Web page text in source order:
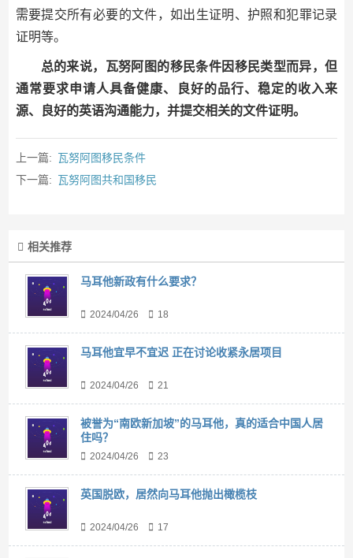
需要提交所有必要的文件，如出生证明、护照和犯罪记录
证明等。
总的来说，瓦努阿图的移民条件因移民类型而异，但
通常要求申请人具备健康、良好的品行、稳定的收入来
源、良好的英语沟通能力，并提交相关的文件证明。
上一篇: 瓦努阿图移民条件
下一篇: 瓦努阿图共和国移民
相关推荐
马耳他新政有什么要求？
2024/04/26 18
马耳他宜早不宜迟 正在讨论收紧永居项目
2024/04/26 21
被誉为“南欧新加坡”的马耳他，真的适合中国人居
住吗？
2024/04/26 23
英国脱欧，居然向马耳他抛出橄榄枝
2024/04/26 17